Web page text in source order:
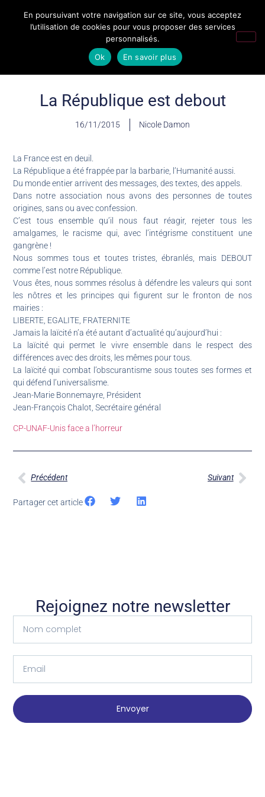
La République est debout
16/11/2015 Nicole Damon
La France est en deuil.
La République a été frappée par la barbarie, l’Humanité aussi.
Du monde entier arrivent des messages, des textes, des appels.
Dans notre association nous avons des personnes de toutes
origines, sans ou avec confession.
C’est tous ensemble qu’il nous faut réagir, rejeter tous les
amalgames, le racisme qui, avec l’intégrisme constituent une
gangrène !
Nous sommes tous et toutes tristes, ébranlés, mais DEBOUT
comme l’est notre République.
Vous êtes, nous sommes résolus à défendre les valeurs qui sont
les nôtres et les principes qui figurent sur le fronton de nos
mairies :
LIBERTE, EGALITE, FRATERNITE
Jamais la laïcité n’a été autant d’actualité qu’aujourd’hui :
La laïcité qui permet le vivre ensemble dans le respect des
différences avec des droits, les mêmes pour tous.
La laïcité qui combat l’obscurantisme sous toutes ses formes et
qui défend l’universalisme.
Jean-Marie Bonnemayre, Président
Jean-François Chalot, Secrétaire général
CP-UNAF-Unis face a l’horreur
Précédent Suivant
Partager cet article
Rejoignez notre newsletter
Envoyer
En poursuivant votre navigation sur ce site, vous acceptez
l’utilisation de cookies pour vous proposer des services
personnalisés.
Ok
En savoir plus